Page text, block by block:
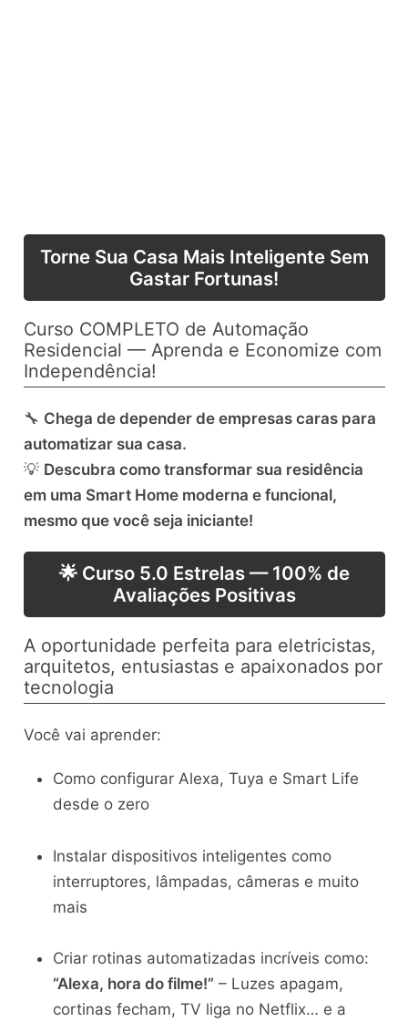
Torne Sua Casa Mais Inteligente Sem
Gastar Fortunas!
Curso COMPLETO de Automação
Residencial — Aprenda e Economize com
Independência!
🔧 Chega de depender de empresas caras para
automatizar sua casa.
💡 Descubra como transformar sua residência
em uma Smart Home moderna e funcional,
mesmo que você seja iniciante!
🌟 Curso 5.0 Estrelas — 100% de
Avaliações Positivas
A oportunidade perfeita para eletricistas,
arquitetos, entusiastas e apaixonados por
tecnologia
Você vai aprender:
Como configurar Alexa, Tuya e Smart Life
desde o zero
Instalar dispositivos inteligentes como
interruptores, lâmpadas, câmeras e muito
mais
Criar rotinas automatizadas incríveis como:
“Alexa, hora do filme!” – Luzes apagam,
cortinas fecham, TV liga no Netflix… e a